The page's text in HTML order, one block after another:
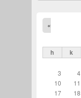
«
h k
3
4
10
11
17
18